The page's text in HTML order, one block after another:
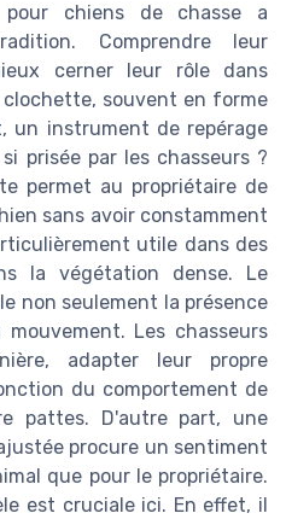
pour chiens de chasse a
Comprendre leur
cerner leur rôle dans
souvent en forme
un instrument de repérage
prisée par les chasseurs ?
permet au propriétaire de
sans avoir constamment
utile dans des
la végétation dense. Le
non seulement la présence
Les chasseurs
adapter leur propre
du comportement de
pattes. D'autre part, une
procure un sentiment
que pour le propriétaire.
est cruciale ici. En effet, il